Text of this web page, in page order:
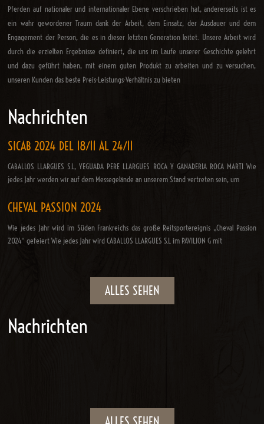
Pferden auf nationaler und internationaler Ebene verschrieben hat, andererseits ist es
ein wahr gewordener Traum dank der Arbeit, dem Einsatz, der Ausdauer und dem
Engagement der Person, die es in dieser letzten Generation leitet. Unsere Arbeit wird
durch die erzielten Ergebnisse definiert, die uns im Laufe unserer Geschichte gelehrt
und dazu geführt haben, mit einem guten Produkt zu arbeiten und zu versuchen,
unseren Kunden das beste Preis-Leistungs-Verhältnis zu bieten
Nachrichten
SICAB 2024 DEL 18/11 AL 24/11
CABALLOS LLARGUES S.L, YEGUADA PERE LLARGUES ROCA Y GANADERIA ROCA MARTI Wie
jedes Jahr werden wir auf dem Messegelände an unserem Stand vertreten sein, um
CHEVAL PASSION 2024
Wie jedes Jahr wird im Süden Frankreichs das große Reitsportereignis „Cheval Passion
2024“ gefeiert Wie jedes Jahr wird CABALLOS LLARGUES S.L im PAVILION G mit
ALLES SEHEN
Nachrichten